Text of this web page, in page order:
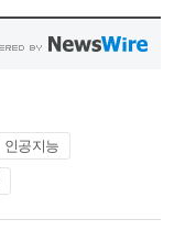
인공지능